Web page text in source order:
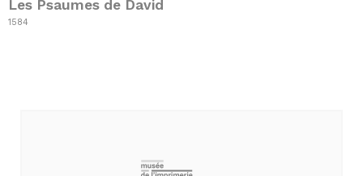
Les Psaumes de David
1584